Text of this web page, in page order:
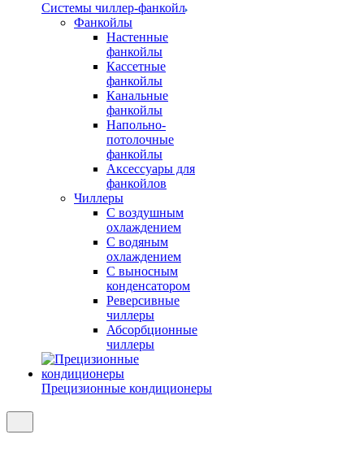
Системы чиллер-фанкойл
Фанкойлы
Настенные
фанкойлы
Кассетные
фанкойлы
Канальные
фанкойлы
Напольно-
потолочные
фанкойлы
Аксессуары для
фанкойлов
Чиллеры
С воздушным
охлаждением
С водяным
охлаждением
С выносным
конденсатором
Реверсивные
чиллеры
Абсорбционные
чиллеры
Прецизионные кондиционеры